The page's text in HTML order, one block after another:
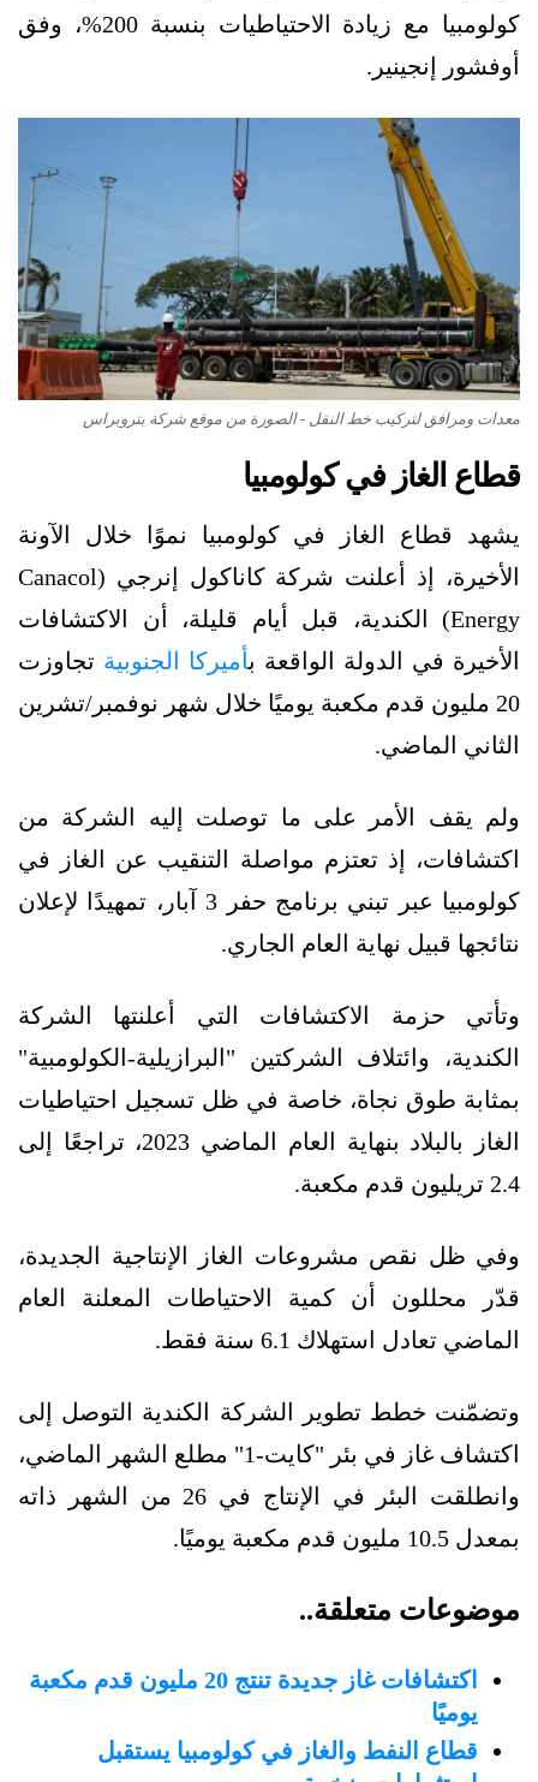
كولومبيا مع زيادة الاحتياطيات بنسبة 200%، وفق
أوفشور إنجينير.
معدات ومرافق لتركيب خط النقل - الصورة من موقع شركة بتروبراس
قطاع الغاز في كولومبيا
يشهد قطاع الغاز في كولومبيا نموًا خلال الآونة
الأخيرة، إذ أعلنت شركة كاناكول إنرجي (Canacol
Energy) الكندية، قبل أيام قليلة، أن الاكتشافات
الأخيرة في الدولة الواقعة بأميركا الجنوبية تجاوزت
20 مليون قدم مكعبة يوميًا خلال شهر نوفمبر/تشرين
الثاني الماضي.
ولم يقف الأمر على ما توصلت إليه الشركة من
اكتشافات، إذ تعتزم مواصلة التنقيب عن الغاز في
كولومبيا عبر تبني برنامج حفر 3 آبار، تمهيدًا لإعلان
نتائجها قبيل نهاية العام الجاري.
وتأتي حزمة الاكتشافات التي أعلنتها الشركة
الكندية، وائتلاف الشركتين "البرازيلية-الكولومبية"
بمثابة طوق نجاة، خاصة في ظل تسجيل احتياطيات
الغاز بالبلاد بنهاية العام الماضي 2023، تراجعًا إلى
2.4 تريليون قدم مكعبة.
وفي ظل نقص مشروعات الغاز الإنتاجية الجديدة،
قدّر محللون أن كمية الاحتياطات المعلنة العام
الماضي تعادل استهلاك 6.1 سنة فقط.
وتضمّنت خطط تطوير الشركة الكندية التوصل إلى
اكتشاف غاز في بئر "كايت-1" مطلع الشهر الماضي،
وانطلقت البئر في الإنتاج في 26 من الشهر ذاته
بمعدل 10.5 مليون قدم مكعبة يوميًا.
موضوعات متعلقة..
اكتشافات غاز جديدة تنتج 20 مليون قدم مكعبة
يوميًا
قطاع النفط والغاز في كولومبيا يستقبل